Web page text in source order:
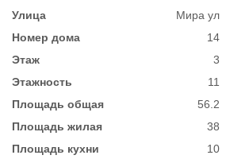
Улица
Мира ул
Номер дома
14
Этаж
3
Этажность
11
Площадь общая
56.2
Площадь жилая
38
Площадь кухни
10